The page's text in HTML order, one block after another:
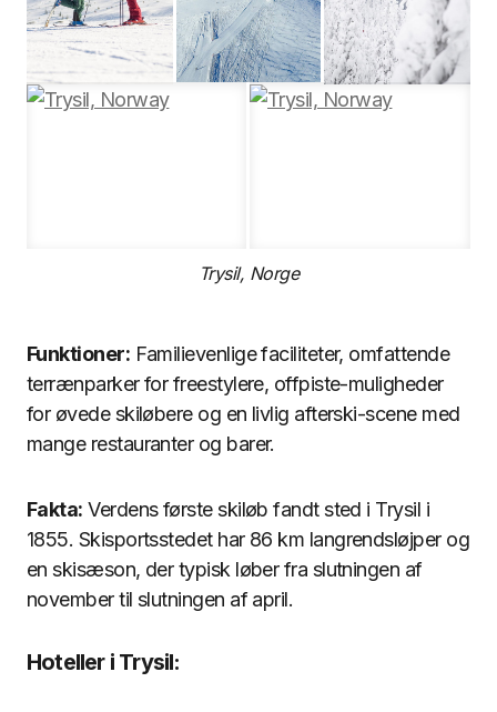
Trysil, Norge
Funktioner: Familievenlige faciliteter, omfattende
terrænparker for freestylere, offpiste-muligheder
for øvede skiløbere og en livlig afterski-scene med
mange restauranter og barer.
Fakta: Verdens første skiløb fandt sted i Trysil i
1855. Skisportsstedet har 86 km langrendsløjper og
en skisæson, der typisk løber fra slutningen af
november til slutningen af april.
Hoteller i Trysil: